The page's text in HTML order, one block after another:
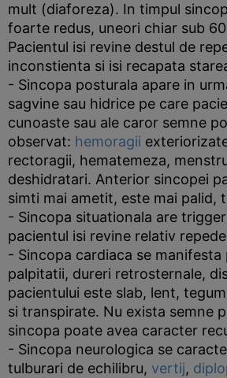
mult (diaforeza). In timpul
foarte redus, uneori chiar sub
Pacientul isi revine destul de
inconstienta si isi recapata
- Sincopa posturala apare in
sagvine sau hidrice pe care
cunoaste sau ale caror semne
observat: hemoragii
rectoragii, hematemeza,
deshidratari. Anterior sincopei
simti mai ametit, este mai palid,
- Sincopa situationala are
pacientul isi revine relativ
- Sincopa cardiaca se manifesta
palpitatii, dureri retrosternale,
pacientului este slab, lent,
si transpirate. Nu exista semne
sincopa poate avea caracter
- Sincopa neurologica se
tulburari de echilibru, vertij,